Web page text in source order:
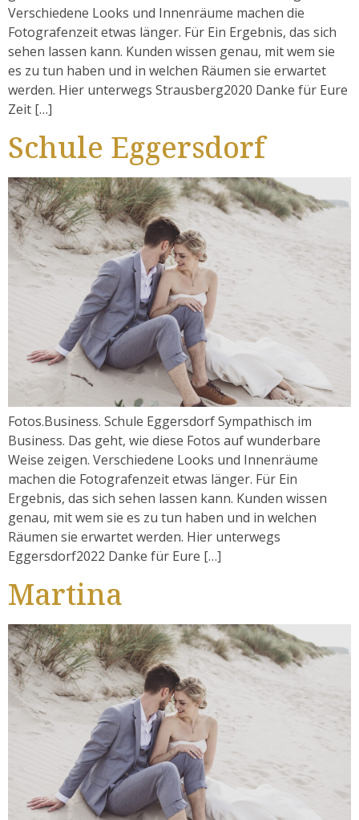
Verschiedene Looks und Innenräume machen die
Fotografenzeit etwas länger. Für Ein Ergebnis, das sich
sehen lassen kann. Kunden wissen genau, mit wem sie
es zu tun haben und in welchen Räumen sie erwartet
werden. Hier unterwegs Strausberg2020 Danke für Eure
Zeit […]
Schule Eggersdorf
Fotos.Business. Schule Eggersdorf Sympathisch im
Business. Das geht, wie diese Fotos auf wunderbare
Weise zeigen. Verschiedene Looks und Innenräume
machen die Fotografenzeit etwas länger. Für Ein
Ergebnis, das sich sehen lassen kann. Kunden wissen
genau, mit wem sie es zu tun haben und in welchen
Räumen sie erwartet werden. Hier unterwegs
Eggersdorf2022 Danke für Eure […]
Martina